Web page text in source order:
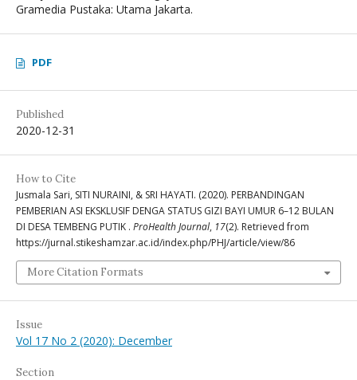
Gramedia Pustaka: Utama Jakarta.
PDF
Published
2020-12-31
How to Cite
Jusmala Sari, SITI NURAINI, & SRI HAYATI. (2020). PERBANDINGAN
PEMBERIAN ASI EKSKLUSIF DENGA STATUS GIZI BAYI UMUR 6–12 BULAN
DI DESA TEMBENG PUTIK . ProHealth Journal, 17(2). Retrieved from
https://jurnal.stikeshamzar.ac.id/index.php/PHJ/article/view/86
More Citation Formats
Issue
Vol 17 No 2 (2020): December
Section